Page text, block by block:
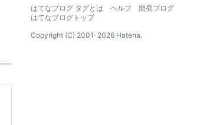
はてなブログ タグとは
ヘルプ
開発ブログ
はてなブログトップ
Copyright (C) 2001-2026 Hatena.